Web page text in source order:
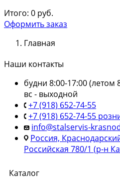
Итого: 0 руб.
Оформить заказ
Главная
Наши контакты
будни 8:00-17:00 (летом
вс - выходной
+7 (918) 652-74-55
+7 (918) 652-74-55
info@stalservis-
Россия,
Российская 780/1 (р-н
Каталог